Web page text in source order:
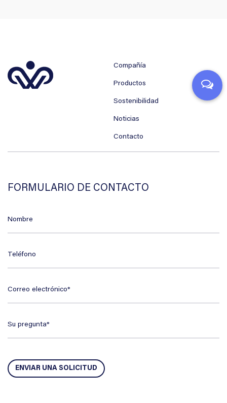
Compañía
Productos
Sostenibilidad
Noticias
Contacto
FORMULARIO DE CONTACTO